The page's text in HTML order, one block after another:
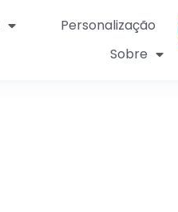
Personalização
Sobre